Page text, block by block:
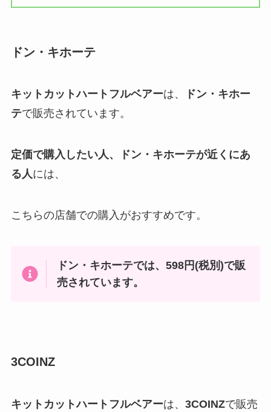
ドン・キホーテ
キットカットハートフルベアーは、
ドン・キホー
テで販売されています。
定価で購入したい人、ドン・キホーテが近くにあ
る人 には、
こちらの店舗での購入がおすすめです。
ドン・キホーテでは、598円(税別)で販
売されています。
3COINZ
キットカットハートフルベアーは、 3COINZで販売